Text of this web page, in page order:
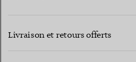
Livraison et retours offerts